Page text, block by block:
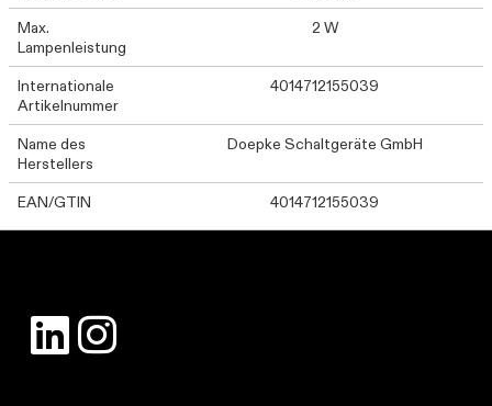
Max.
Lampenleistung
2 W
Internationale
Artikelnummer
4014712155039
Name des
Herstellers
Doepke Schaltgeräte GmbH
EAN/GTIN 4014712155039